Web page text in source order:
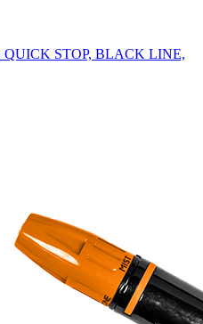
QUICK STOP, BLACK LINE,